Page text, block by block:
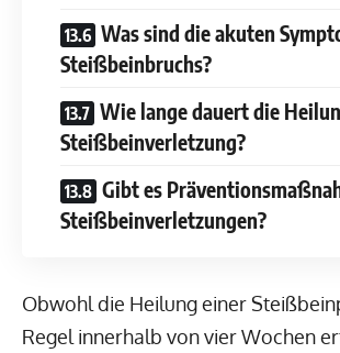
Was sind die akuten
Steißbeinbruchs?
Wie lange dauert die
Steißbeinverletzung?
Gibt es
Steißbeinverletzungen?
Obwohl die Heilung einer
Regel innerhalb von vier Wochen